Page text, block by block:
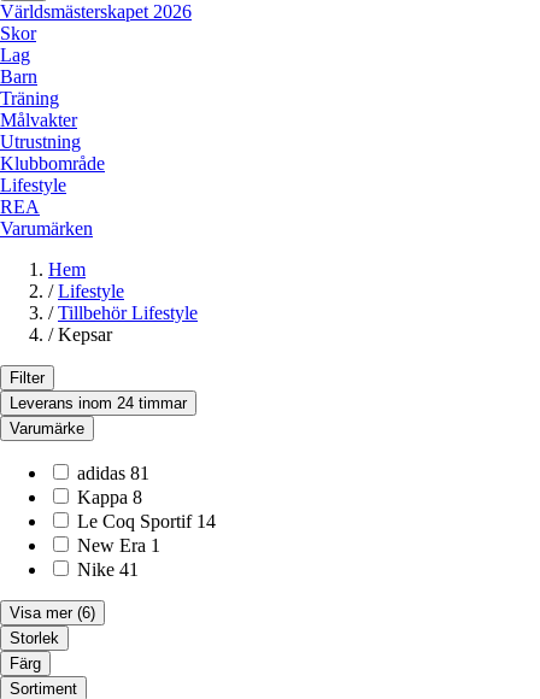
Världsmästerskapet 2026
Skor
Lag
Barn
Träning
Målvakter
Utrustning
Klubbområde
Lifestyle
REA
Varumärken
Hem
/ Lifestyle
/ Tillbehör Lifestyle
/ Kepsar
Filter
Leverans inom 24 timmar
Varumärke
adidas 81
Kappa 8
Le Coq Sportif 14
New Era 1
Nike 41
Visa mer (6)
Storlek
Färg
Sortiment